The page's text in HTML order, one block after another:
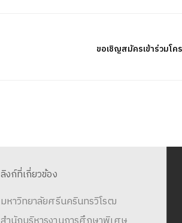
ขอเชิญสมัครเข้าร่วมโค
ลิงก์ที่เกี่ยวข้อง
มหาวิทยาลัยศรีนครินทรวิโรฒ